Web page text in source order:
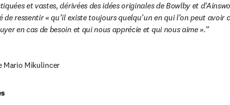
et vastes, dérivées des idées originales de Bowlby et
de ressentir « qu’il existe toujours quelqu’un en qui l’on peut avoir
en cas de besoin et qui nous apprécie et qui nous aime ».
Mario Mikulincer